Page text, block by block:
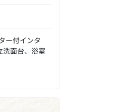
ー付インタ
洗面台、浴室